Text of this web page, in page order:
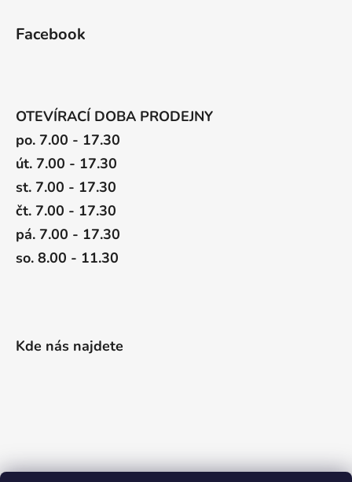
Facebook
OTEVÍRACÍ DOBA PRODEJNY
po. 7.00 - 17.30
út. 7.00 - 17.30
st. 7.00 - 17.30
čt. 7.00 - 17.30
pá. 7.00 - 17.30
so. 8.00 - 11.30
Kde nás najdete